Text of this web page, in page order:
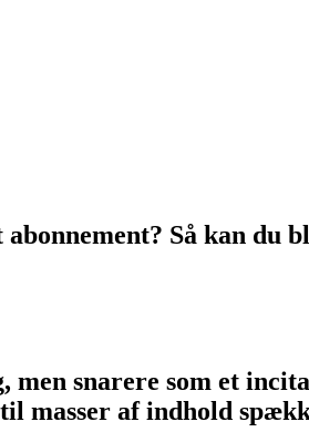
Så kan du
men snarere som et
masser af indhold